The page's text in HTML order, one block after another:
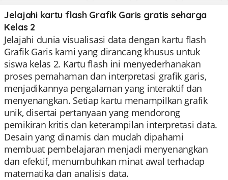
Jelajahi kartu flash Grafik Garis gratis seharga
Kelas 2
Jelajahi dunia visualisasi data dengan kartu flash
Grafik Garis kami yang dirancang khusus untuk
siswa kelas 2. Kartu flash ini menyederhanakan
proses pemahaman dan interpretasi grafik garis,
menjadikannya pengalaman yang interaktif dan
menyenangkan. Setiap kartu menampilkan grafik
unik, disertai pertanyaan yang mendorong
pemikiran kritis dan keterampilan interpretasi data.
Desain yang dinamis dan mudah dipahami
membuat pembelajaran menjadi menyenangkan
dan efektif, menumbuhkan minat awal terhadap
matematika dan analisis data.